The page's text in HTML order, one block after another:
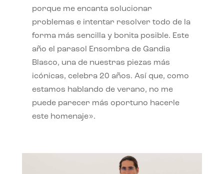
porque me encanta solucionar
problemas e intentar resolver todo de la
forma más sencilla y bonita posible. Este
año el parasol Ensombra de Gandia
Blasco, una de nuestras piezas más
icónicas, celebra 20 años. Así que, como
estamos hablando de verano, no me
puede parecer más oportuno hacerle
este homenaje».